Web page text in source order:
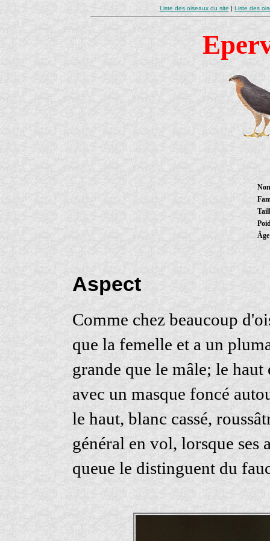
Liste des oiseaux du site | Liste des
Aspect
Comme chez beaucoup
que la femelle et a un
grande que le mâle; le
avec un masque foncé
le haut, blanc cassé,
général en vol, lorsque ses
queue le distinguent du